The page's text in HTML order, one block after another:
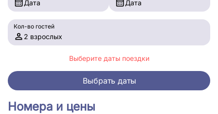
Номера и цены
Дата Дата
Кол-во гостей
2 взрослых
Выберите даты поездки
Выбрать даты